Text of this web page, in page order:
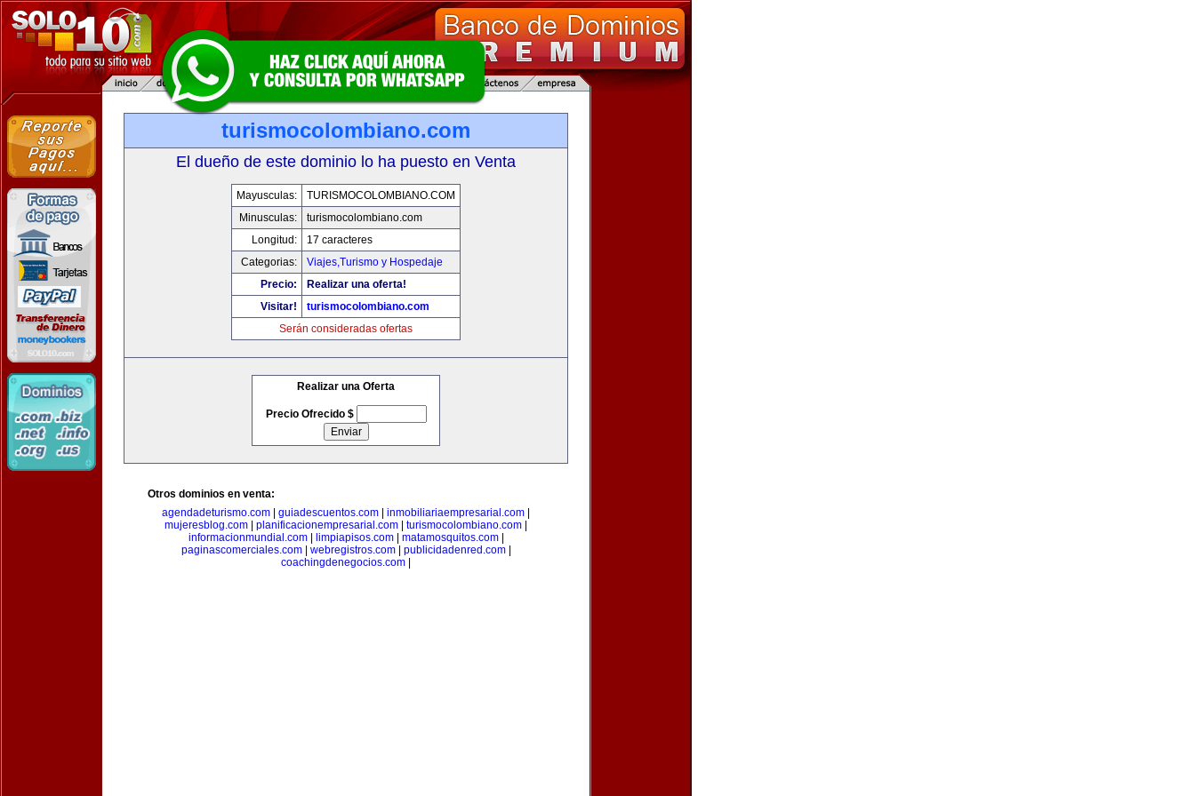
turismocolombiano.com
El dueño de este dominio lo ha puesto en Venta
Mayusculas:
TURISMOCOLOMBIANO.COM
Minusculas:
turismocolombiano.com
Longitud:
17 caracteres
Categorias:
Viajes,Turismo y Hospedaje
Precio:
Realizar una oferta!
Visitar!
turismocolombiano.com
Serán consideradas ofertas
Realizar una Oferta
Precio Ofrecido $
Otros dominios en venta:
agendadeturismo.com
guiadescuentos.com inmobiliariaempresarial.com
mujeresblog.com
planificacionempresarial.com turismocolombiano.com
informacionmundial.com| limpiapisos.com| matamosquitos.com|
paginascomerciales.com| webregistros.com| publicidadenred.com|
coachingdenegocios.com